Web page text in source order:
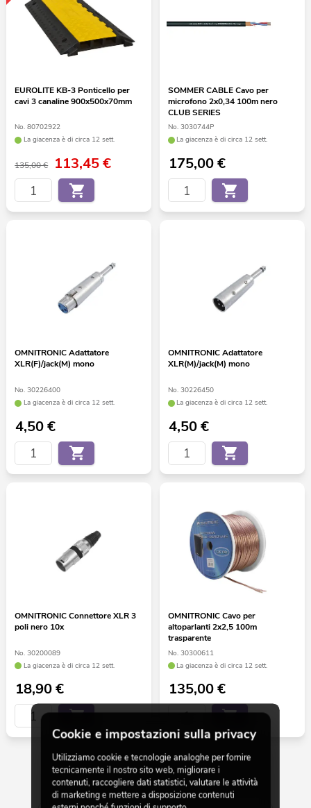
EUROLITE KB-3 Ponticello per
cavi 3 canaline 900x500x70mm
No. 80702922
La giacenza è di circa 12 sett.
135,00 € 113,45€
SOMMER CABLE Cavo per
microfono 2x0,34 100m nero
CLUB SERIES
No. 3030744P
La giacenza è di circa 12 sett.
175,00€
OMNITRONIC Adattatore
XLR(F)/jack(M) mono
No. 30226400
La giacenza è di circa 12 sett.
4,50€
OMNITRONIC Adattatore
XLR(M)/jack(M) mono
No. 30226450
La giacenza è di circa 12 sett.
4,50€
OMNITRONIC Connettore XLR 3
poli nero 10x
No. 30200089
La giacenza è di circa 12 sett.
18,90€
OMNITRONIC Cavo per
altoparlanti 2x2,5 100m
trasparente
No. 30300611
La giacenza è di circa 12 sett.
135,00€
30 da 414
Cookie e impostazioni sulla privacy
Utilizziamo cookie e tecnologie analoghe per fornire
tecnicamente il nostro sito web, migliorare i
contenuti, raccogliere dati statistici, valutare le attività
di marketing e mettere a disposizione contenuti